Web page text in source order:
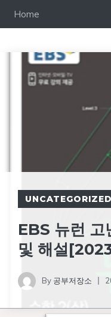
Home
UNCATEGORIZED
EBS 뉴런 고
및 해설
By 공부저장소